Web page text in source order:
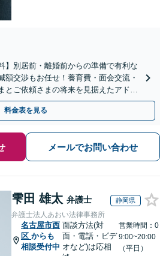
】別居前・離婚前からの準備で有利な
額交渉もお任せ！養育費・面会交流・
とご依頼さまの将来を見据えたアドバ
】【子連れ相談可】
料金表を見る
メールでお問い合わせ
雫田 雄太 弁護士 静岡県
弁護士法人あおい法律事務所
名古屋市西
区 からも
相談受付中
面談方法(対
面・電話・ビデ
オなど)は応相
営業時間：0
9:00~20:00
（平日）